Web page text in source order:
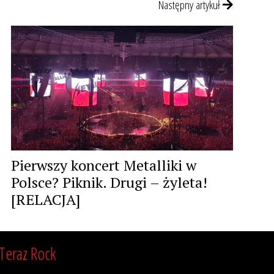
Następny artykuł
Pierwszy koncert Metalliki w
Polsce? Piknik. Drugi – żyleta!
[RELACJA]
Teraz Rock